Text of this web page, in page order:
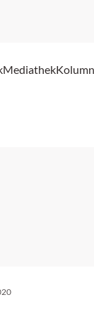
Mediathek